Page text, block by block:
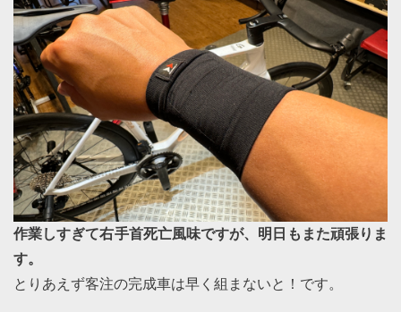
作業しすぎて右手首死亡風味ですが、明日もまた頑張りま
す。
とりあえず客注の完成車は早く組まないと！です。